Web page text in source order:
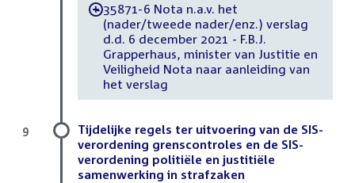
-35871-6 Nota n.a.v. het
(nader/tweede nader/enz.) verslag
d.d. 6 december 2021 - F.B.J.
Grapperhaus, minister van Justitie en
Veiligheid Nota naar aanleiding van
het verslag
Tijdelijke regels ter uitvoering van de SIS-
verordening grenscontroles en de SIS-
verordening politiële en justitiële
samenwerking in strafzaken
9